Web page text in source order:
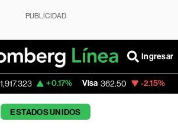
PUBLICIDAD
Ingresar
+0.17% Visa 362.50 -2.15%
ESTADOS UNIDOS